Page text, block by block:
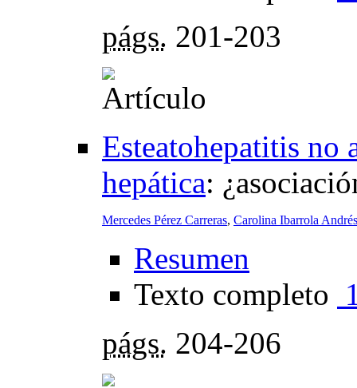
págs. 201-203
Esteatohepatitis no
hepática:
Mercedes Pérez Carreras, Carolina Ibarrola Andrés
Resumen
Texto completo
págs. 204-206